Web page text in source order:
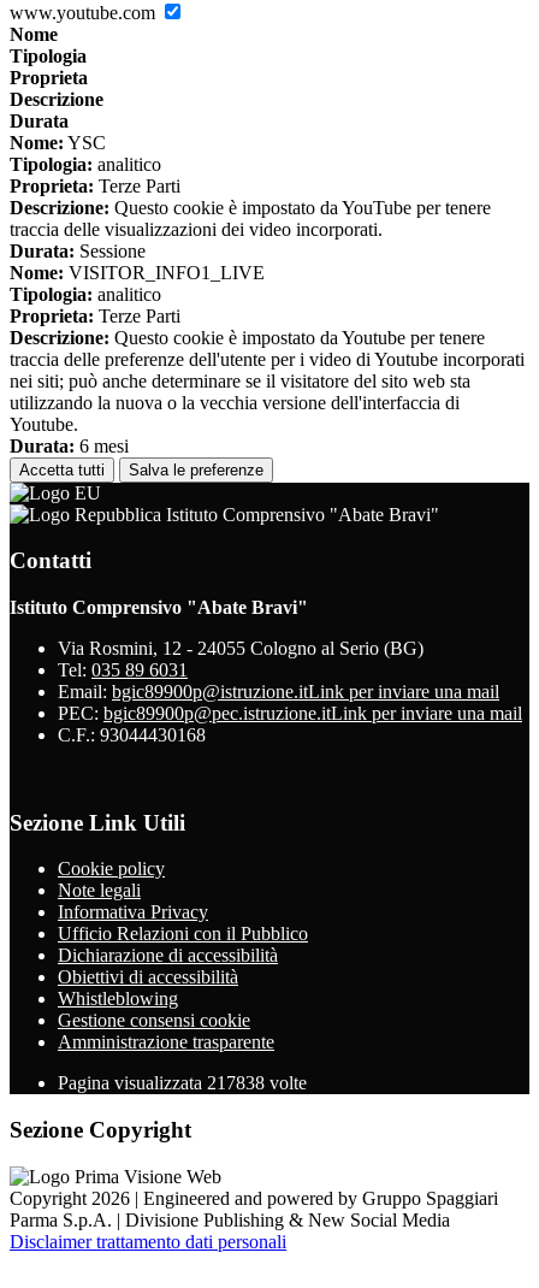
www.youtube.com
Nome
Tipologia
Proprieta
Descrizione
Durata
Nome: YSC
Tipologia: analitico
Proprieta: Terze Parti
Descrizione: Questo cookie è impostato da YouTube per tenere
traccia delle visualizzazioni dei video incorporati.
Durata: Sessione
Nome: VISITOR_INFO1_LIVE
Tipologia: analitico
Proprieta: Terze Parti
Descrizione: Questo cookie è impostato da Youtube per tenere
traccia delle preferenze dell'utente per i video di Youtube incorporati
nei siti; può anche determinare se il visitatore del sito web sta
utilizzando la nuova o la vecchia versione dell'interfaccia di
Youtube.
Durata: 6 mesi
Accetta tutti Salva le preferenze
Istituto Comprensivo "Abate Bravi"
Contatti
Istituto Comprensivo "Abate Bravi"
Via Rosmini, 12 - 24055 Cologno al Serio (BG)
Tel: 035 89 6031
Email: bgic89900p@istruzione.itLink per inviare una mail
PEC: bgic89900p@pec.istruzione.itLink per inviare una mail
C.F.: 93044430168
Sezione Link Utili
Cookie policy
Note legali
Informativa Privacy
Ufficio Relazioni con il Pubblico
Dichiarazione di accessibilità
Obiettivi di accessibilità
Whistleblowing
Gestione consensi cookie
Amministrazione trasparente
Pagina visualizzata 217838 volte
Sezione Copyright
Copyright 2026 | Engineered and powered by Gruppo Spaggiari
Parma S.p.A. | Divisione Publishing & New Social Media
Disclaimer trattamento dati personali